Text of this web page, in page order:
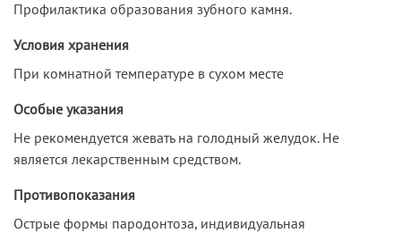
Профилактика образования зубного камня.
Условия хранения
При комнатной температуре в сухом месте
Особые указания
Не рекомендуется жевать на голодный желудок. Не
является лекарственным средством.
Противопоказания
Острые формы пародонтоза, индивидуальная